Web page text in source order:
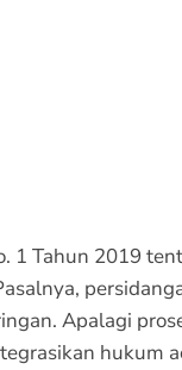
1 Tahun 2019
Apalagi
hukum